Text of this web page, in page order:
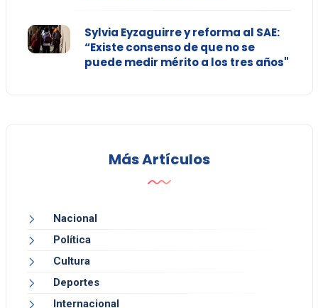
Sylvia Eyzaguirre y reforma al SAE:
“Existe consenso de que no se
puede medir mérito a los tres años"
Más Artículos
Nacional
Política
Cultura
Deportes
Internacional